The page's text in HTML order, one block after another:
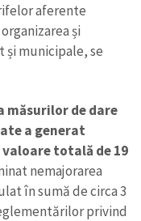
aferente
și
municipale, se
măsurilor de dare
a generat
totală de 19
nemajorarea
în sumă de circa 3
privind